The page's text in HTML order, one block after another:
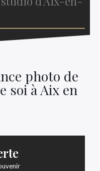
photo de
soi à Aix en